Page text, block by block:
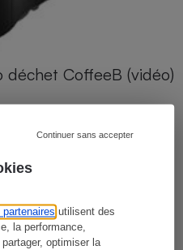
partenaires utilisent des
la performance,
optimiser la
Continuer sans accepter
déchet CoffeeB (vidéo)